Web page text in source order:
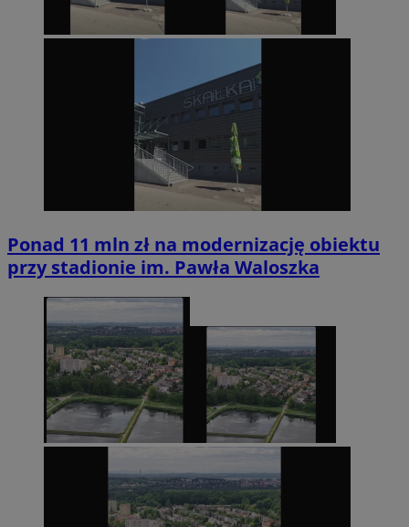
Ponad 11 mln zł na modernizację obiektu
przy stadionie im. Pawła Waloszka